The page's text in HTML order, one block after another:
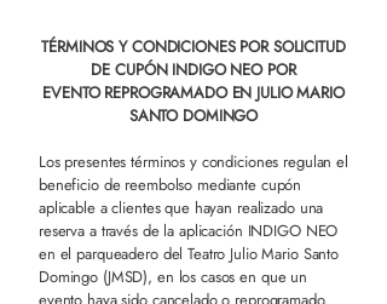
TÉRMINOS Y CONDICIONES POR SOLICITUD
DE CUPÓN INDIGO NEO POR
EVENTO REPROGRAMADO EN JULIO MARIO
SANTO DOMINGO
Los presentes términos y condiciones regulan el
beneficio de reembolso mediante cupón
aplicable a clientes que hayan realizado una
reserva a través de la aplicación INDIGO NEO
en el parqueadero del Teatro Julio Mario Santo
Domingo (JMSD), en los casos en que un